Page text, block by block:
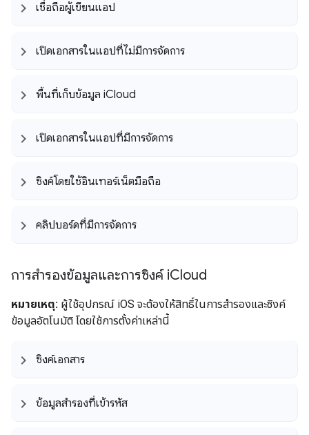
เชื่อถือผู้เขียนแอป
เปิดเอกสารในแอปที่ไม่มีการจัดการ
พื้นที่เก็บข้อมูล iCloud
เปิดเอกสารในแอปที่มีการจัดการ
ซิงค์โดยใช้อินเทอร์เน็ตมือถือ
คลิปบอร์ดที่มีการจัดการ
การสำรองข้อมูลและการซิงค์ iCloud
หมายเหตุ: ผู้ใช้อุปกรณ์ iOS จะต้องให้สิทธิ์ในการสำรองและซิงค์
ข้อมูลอัตโนมัติ โดยใช้การตั้งค่าเหล่านี้
ซิงค์เอกสาร
ข้อมูลสำรองที่เข้ารหัส